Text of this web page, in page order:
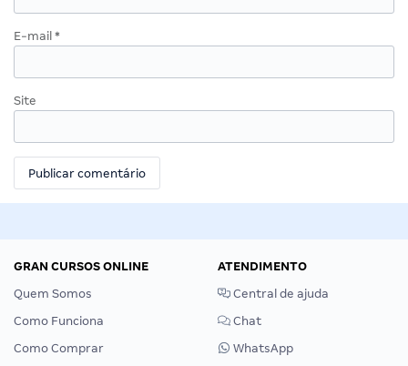
E-mail *
Site
GRAN CURSOS ONLINE
Quem Somos
Como Funciona
Como Comprar
ATENDIMENTO
Central de ajuda
Chat
WhatsApp